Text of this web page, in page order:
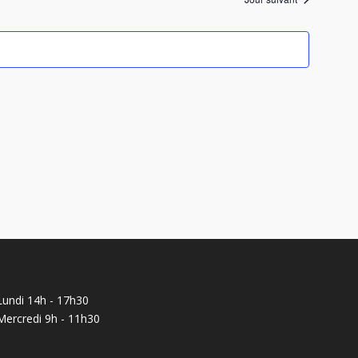
de
vues
14h - 17h30
9h - 11h30